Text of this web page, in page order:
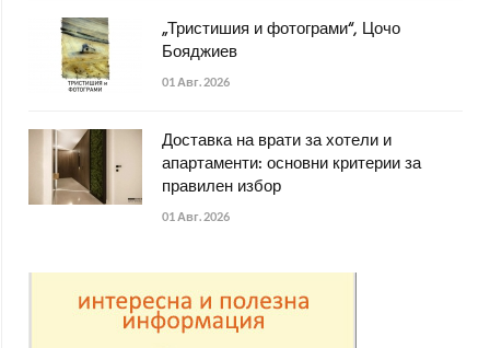
„Тристишия и фотограми“, Цочо
Бояджиев
01 Авг. 2026
Доставка на врати за хотели и
апартаменти: основни критерии за
правилен избор
01 Авг. 2026